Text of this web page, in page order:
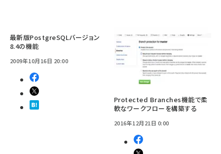
最新版PostgreSQLバージョン
8.4の機能
2009年10月16日 20:00
Protected Branches機能で柔
軟なワークフローを構築する
2016年12月21日 0:00